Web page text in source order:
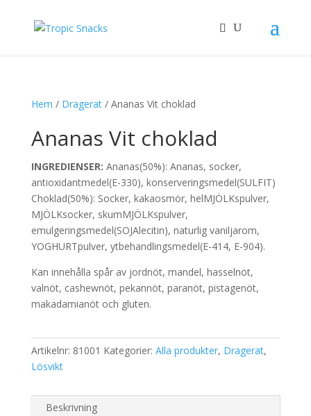
Hem / Dragerat/ Ananas Vit choklad
Ananas Vit choklad
INGREDIENSER: Ananas(50%): Ananas, socker,
antioxidantmedel(E-330), konserveringsmedel(SULFIT)
Choklad(50%): Socker, kakaosmör, helMJÖLKspulver,
MJÖLKsocker, skumMJÖLKspulver,
emulgeringsmedel(SOJAlecitin), naturlig vaniljarom,
YOGHURTpulver, ytbehandlingsmedel(E-414, E-904).
Kan innehålla spår av jordnöt, mandel, hasselnöt,
valnöt, cashewnöt, pekannöt, paranöt, pistagenöt,
makadamianöt och gluten.
Artikelnr: 81001 Kategorier: Alla produkter, Dragerat,
Lösvikt
Beskrivning